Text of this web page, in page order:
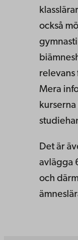
också
relevans
Mera
Det är
avlägga
och